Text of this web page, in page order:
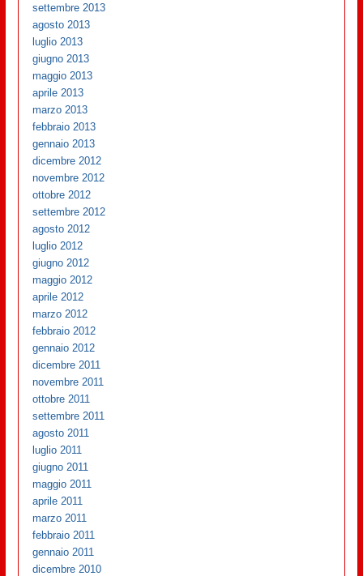
settembre 2013
agosto 2013
luglio 2013
giugno 2013
maggio 2013
aprile 2013
marzo 2013
febbraio 2013
gennaio 2013
dicembre 2012
novembre 2012
ottobre 2012
settembre 2012
agosto 2012
luglio 2012
giugno 2012
maggio 2012
aprile 2012
marzo 2012
febbraio 2012
gennaio 2012
dicembre 2011
novembre 2011
ottobre 2011
settembre 2011
agosto 2011
luglio 2011
giugno 2011
maggio 2011
aprile 2011
marzo 2011
febbraio 2011
gennaio 2011
dicembre 2010